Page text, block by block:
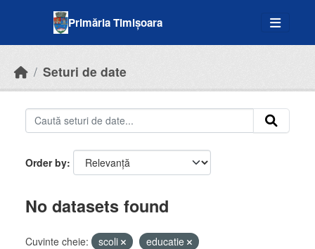
Primăria Timișoara
Seturi de date
Order by
No datasets found
Cuvinte cheie: scoli
educatie